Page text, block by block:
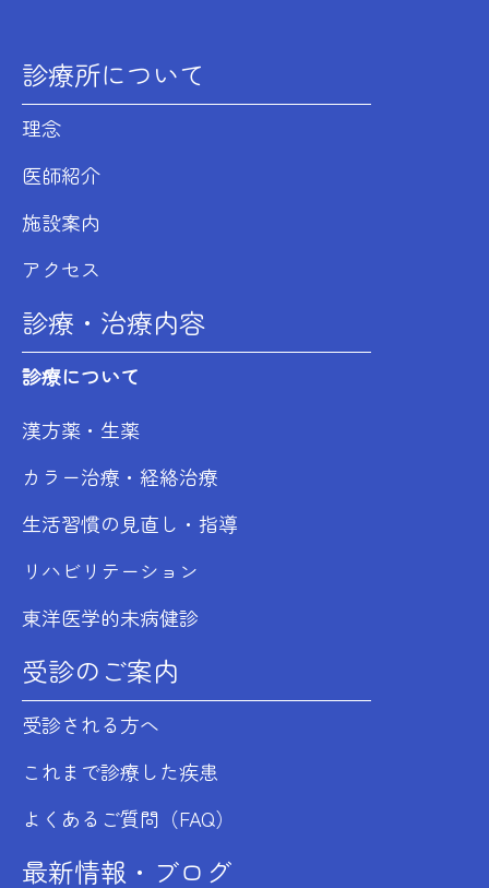
診療所について
理念
医師紹介
施設案内
アクセス
診療・治療内容
診療について
漢方薬・生薬
カラー治療・経絡治療
生活習慣の見直し・指導
リハビリテーション
東洋医学的未病健診
受診のご案内
受診される方へ
これまで診療した疾患
よくあるご質問（FAQ）
最新情報・ブログ